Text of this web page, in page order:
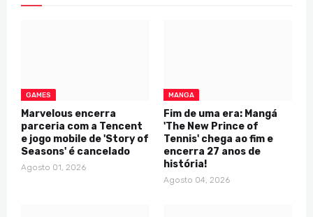
GAMES
Marvelous encerra
parceria com a Tencent
e jogo mobile de 'Story of
Seasons' é cancelado
Agosto 01, 2026
MANGA
Fim de uma era: Mangá
'The New Prince of
Tennis' chega ao fim e
encerra 27 anos de
história!
Agosto 04, 2026